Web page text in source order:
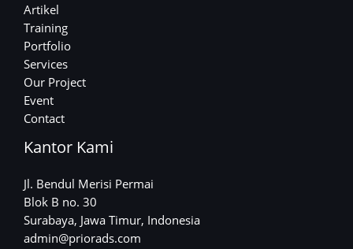
Artikel
Training
Portfolio
Services
Our Project
Event
Contact
Kantor Kami
Jl. Bendul Merisi Permai
Blok B no. 30
Surabaya, Jawa Timur, Indonesia
admin@priorads.com